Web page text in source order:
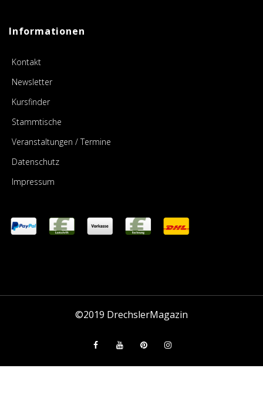
Informationen
Kontakt
Newsletter
Kursfinder
Stammtische
Veranstaltungen / Termine
Datenschutz
Impressum
©2019 DrechslerMagazin